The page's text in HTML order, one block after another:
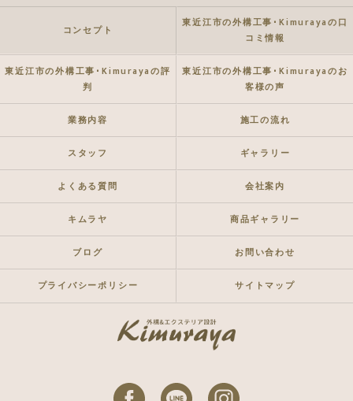
コンセプト
東近江市の外構工事･Kimurayaの口
コミ情報
東近江市の外構工事･Kimurayaの評
判
東近江市の外構工事･Kimurayaのお
客様の声
業務内容 施工の流れ
スタッフ ギャラリー
よくある質問 会社案内
キムラヤ 商品ギャラリー
ブログ お問い合わせ
プライバシーポリシー サイトマップ